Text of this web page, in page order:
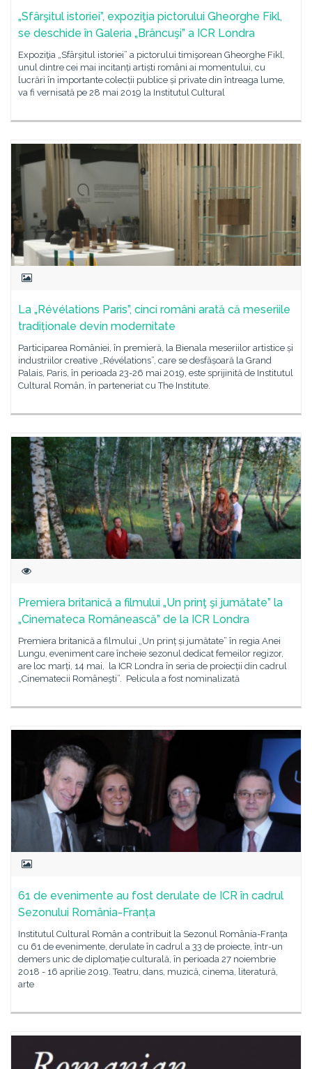
„Sfârşitul istoriei”, expoziţia pictorului Gheorghe Fikl,
se deschide în Galeria „Brâncuşi” a ICR Londra
Expoziţia „Sfârşitul istoriei” a pictorului timişorean Gheorghe Fikl,
unul dintre cei mai incitanți artiști români ai momentului, cu
lucrări în importante colecții publice și private din întreaga lume,
va fi vernisată pe 28 mai 2019 la Institutul Cultural
La „Révélations Paris”, cinci români arată că meseriile
tradiționale devin modernitate
Participarea României, în premieră, la Bienala meseriilor artistice și
industriilor creative „Révélations”, care se desfășoară la Grand
Palais, Paris, în perioada 23-26 mai 2019, este sprijinită de Institutul
Cultural Român, în parteneriat cu The Institute.
Premiera britanică a filmului „Un prinţ şi jumătate” la
„Cinemateca Românească” de la ICR Londra
Premiera britanică a filmului „Un prinț și jumătate” în regia Anei
Lungu, eveniment care încheie sezonul dedicat femeilor regizor,
are loc marți, 14 mai, la ICR Londra în seria de proiecții din cadrul
„Cinematecii Româneşti”. Pelicula a fost nominalizată
61 de evenimente au fost derulate de ICR în cadrul
Sezonului România-Franța
Institutul Cultural Român a contribuit la Sezonul România-Franța
cu 61 de evenimente, derulate în cadrul a 33 de proiecte, într-un
demers unic de diplomație culturală, în perioada 27 noiembrie
2018 - 16 aprilie 2019. Teatru, dans, muzică, cinema, literatură,
arte